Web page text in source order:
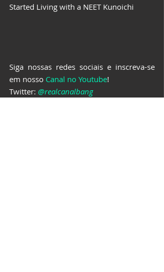
Started Living with a NEET Kunoichi
Siga nossas redes sociais e inscreva-se
em nosso Canal no Youtube!
Twitter: @realcanalbang